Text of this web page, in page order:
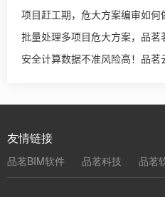
项目赶工期，危大方案编审如何
批量处理多项目危大方案，品
安全计算数据不准风险高！品
友情链接
品茗BIM软件 品茗科技 品茗